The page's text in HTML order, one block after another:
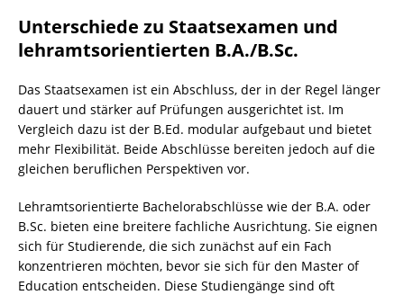
Unterschiede zu Staatsexamen und
lehramtsorientierten B.A./B.Sc.
Das Staatsexamen ist ein Abschluss, der in der Regel länger
dauert und stärker auf Prüfungen ausgerichtet ist. Im
Vergleich dazu ist der B.Ed. modular aufgebaut und bietet
mehr Flexibilität. Beide Abschlüsse bereiten jedoch auf die
gleichen beruflichen Perspektiven vor.
Lehramtsorientierte Bachelorabschlüsse wie der B.A. oder
B.Sc. bieten eine breitere fachliche Ausrichtung. Sie eignen
sich für Studierende, die sich zunächst auf ein Fach
konzentrieren möchten, bevor sie sich für den Master of
Education entscheiden. Diese Studiengänge sind oft